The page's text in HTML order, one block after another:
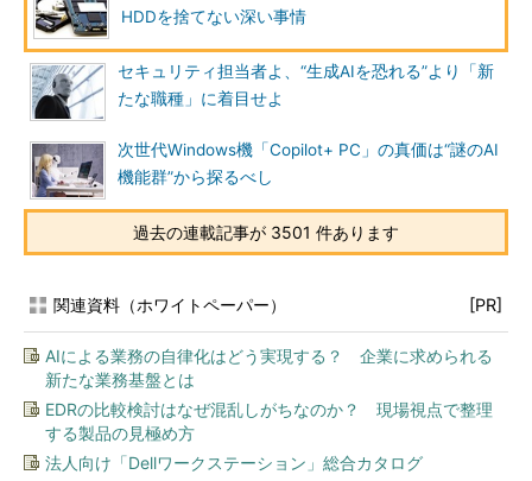
HDDを捨てない深い事情
セキュリティ担当者よ、“生成AIを恐れる”より「新
たな職種」に着目せよ
次世代Windows機「Copilot+ PC」の真価は“謎のAI
機能群”から探るべし
過去の連載記事が 3501 件あります
関連資料（ホワイトペーパー） [PR]
AIによる業務の自律化はどう実現する？ 企業に求められる
新たな業務基盤とは
EDRの比較検討はなぜ混乱しがちなのか？ 現場視点で整理
する製品の見極め方
法人向け「Dellワークステーション」総合カタログ